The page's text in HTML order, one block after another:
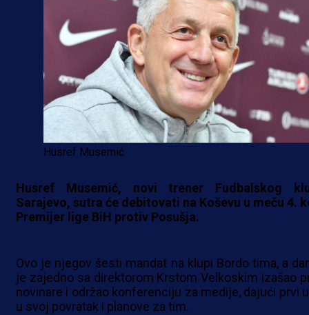
Husref Musemić
Husref Musemić, novi trener Fudbalskog
Sarajevo, sutra će debitovati na Koševu u meču 4.
Premijer lige BiH protiv Posušja.
Ovo je njegov šesti mandat na klupi Bordo tima, a
je zajedno sa direktorom Krstom Velkoskim izašao
novinare i održao konferenciju za medije, dajući prvi
u svoj povratak i planove za tim.